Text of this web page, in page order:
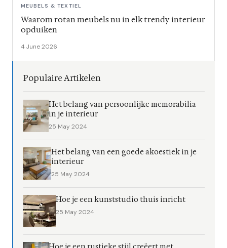
MEUBELS & TEXTIEL
Waarom rotan meubels nu in elk trendy interieur
opduiken
4 June 2026
Populaire Artikelen
Het belang van persoonlijke memorabilia
in je interieur
25 May 2024
Het belang van een goede akoestiek in je
interieur
25 May 2024
Hoe je een kunststudio thuis inricht
25 May 2024